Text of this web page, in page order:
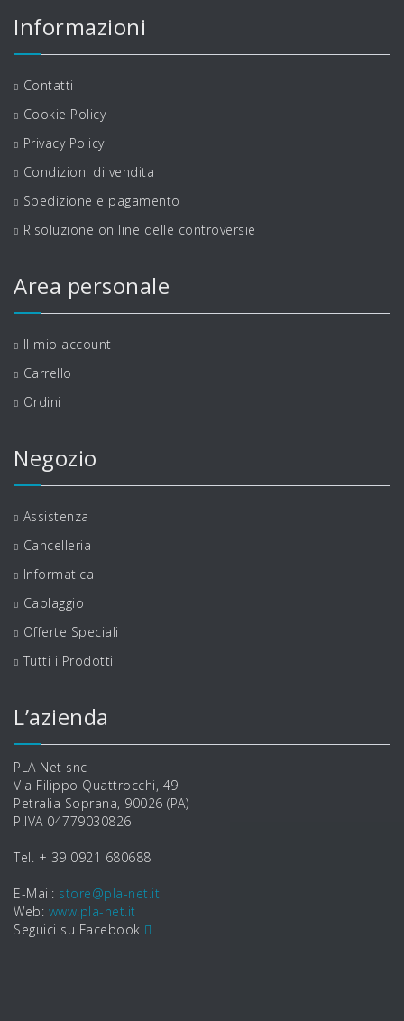
Informazioni
Contatti
Cookie Policy
Privacy Policy
Condizioni di vendita
Spedizione e pagamento
Risoluzione on line delle controversie
Area personale
Il mio account
Carrello
Ordini
Negozio
Assistenza
Cancelleria
Informatica
Cablaggio
Offerte Speciali
Tutti i Prodotti
L’azienda
PLA Net snc
Via Filippo Quattrocchi, 49
Petralia Soprana, 90026 (PA)
P.IVA 04779030826
Tel. + 39 0921 680688
E-Mail: store@pla-net.it
Web: www.pla-net.it
Seguici su Facebook